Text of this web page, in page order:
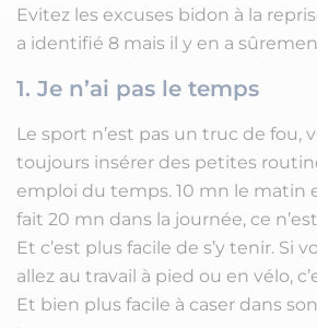
Evitez les excuses bidon à la
a identifié 8 mais il y en a
1. Je n’ai pas le temps
Le sport n’est pas un truc de fou,
toujours insérer des petites
emploi du temps. 10 mn le matin
fait 20 mn dans la journée, ce
Et c’est plus facile de s’y tenir. Si
allez au travail à pied ou en vélo,
Et bien plus facile à caser dans